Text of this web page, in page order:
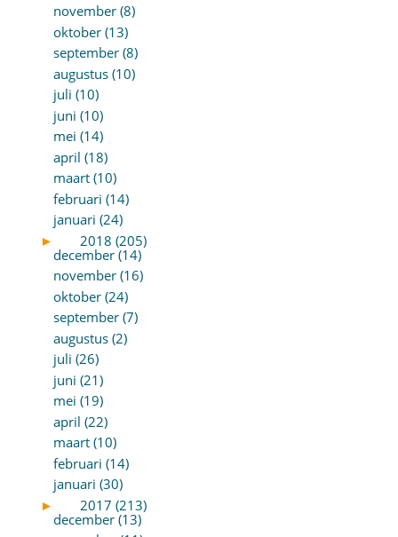
november (8)
oktober (13)
september (8)
augustus (10)
juli (10)
juni (10)
mei (14)
april (18)
maart (10)
februari (14)
januari (24)
►
2018 (205)
december (14)
november (16)
oktober (24)
september (7)
augustus (2)
juli (26)
juni (21)
mei (19)
april (22)
maart (10)
februari (14)
januari (30)
►
2017 (213)
december (13)